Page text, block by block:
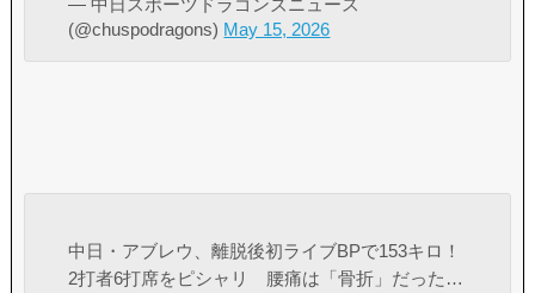
— 中日スポーツドラゴンズニュース
(@chuspodragons) May 15, 2026
中日・アブレウ、離脱後初ライブBPで153キロ！
2打者6打席をピシャリ 腰痛は「骨折」だった…